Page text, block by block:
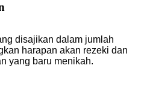
disajikan dalam jumlah
harapan akan rezeki dan
yang baru menikah.